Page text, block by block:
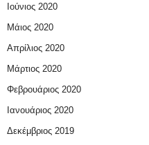
Ιούνιος 2020
Μάιος 2020
Απρίλιος 2020
Μάρτιος 2020
Φεβρουάριος 2020
Ιανουάριος 2020
Δεκέμβριος 2019